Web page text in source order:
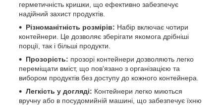
герметичність кришки, що ефективно забезпечує
надійний захист продуктів.
Різноманітність розмірів: Набір включає чотири
контейнери. Це дозволяє зберігати якомога дрібніші
порції, так і більші продукти.
Прозорість: прозорі контейнери дозволяють легко
переміщати вміст, що пов'язано з організацією та
вибором продуктів без доступу до кожного контейнера.
Легкість у догляді: Контейнери легко миються
вручну або в посудомийній машині, що забезпечує їхню